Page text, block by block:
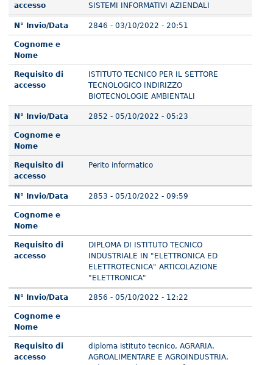
accesso
SISTEMI INFORMATIVI AZIENDALI
N° Invio/Data 2846 - 03/10/2022 - 20:51
Cognome e
Nome
Requisito di
accesso
ISTITUTO TECNICO PER IL SETTORE
TECNOLOGICO INDIRIZZO
BIOTECNOLOGIE AMBIENTALI
N° Invio/Data 2852 - 05/10/2022 - 05:23
Cognome e
Nome
Requisito di
accesso
Perito informatico
N° Invio/Data 2853 - 05/10/2022 - 09:59
Cognome e
Nome
Requisito di
accesso
DIPLOMA DI ISTITUTO TECNICO
INDUSTRIALE IN "ELETTRONICA ED
ELETTROTECNICA" ARTICOLAZIONE
"ELETTRONICA"
N° Invio/Data 2856 - 05/10/2022 - 12:22
Cognome e
Nome
Requisito di
accesso
diploma istituto tecnico, AGRARIA,
AGROALIMENTARE E AGROINDUSTRIA,